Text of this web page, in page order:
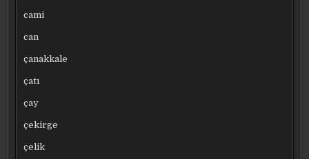
cami
can
çanakkale
çatı
çay
çekirge
çelik